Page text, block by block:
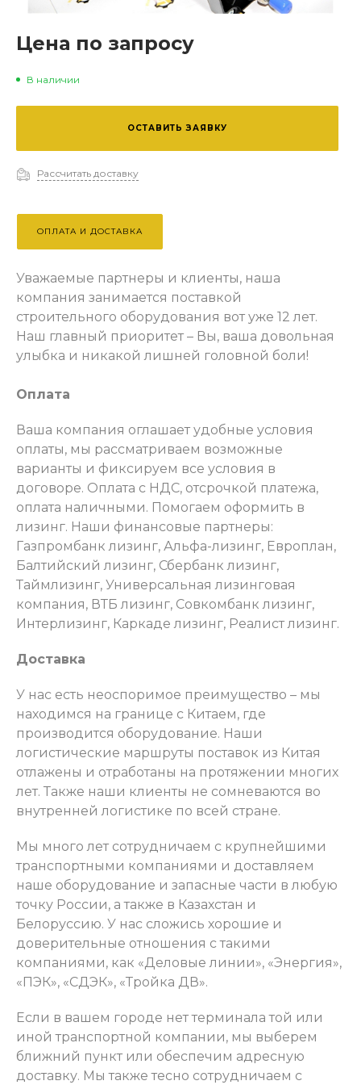
Цена по запросу
В наличии
ОСТАВИТЬ ЗАЯВКУ
Рассчитать доставку
ОПЛАТА И ДОСТАВКА
Уважаемые партнеры и клиенты, наша
компания занимается поставкой
строительного оборудования вот уже 12 лет.
Наш главный приоритет – Вы, ваша довольная
улыбка и никакой лишней головной боли!
Оплата
Ваша компания оглашает удобные условия
оплаты, мы рассматриваем возможные
варианты и фиксируем все условия в
договоре. Оплата с НДС, отсрочкой платежа,
оплата наличными. Помогаем оформить в
лизинг. Наши финансовые партнеры:
Газпромбанк лизинг, Альфа-лизинг, Европлан,
Балтийский лизинг, Сбербанк лизинг,
Таймлизинг, Универсальная лизинговая
компания, ВТБ лизинг, Совкомбанк лизинг,
Интерлизинг, Каркаде лизинг, Реалист лизинг.
Доставка
У нас есть неоспоримое преимущество – мы
находимся на границе с Китаем, где
производится оборудование. Наши
логистические маршруты поставок из Китая
отлажены и отработаны на протяжении многих
лет. Также наши клиенты не сомневаются во
внутренней логистике по всей стране.
Мы много лет сотрудничаем с крупнейшими
транспортными компаниями и доставляем
наше оборудование и запасные части в любую
точку России, а также в Казахстан и
Белоруссию. У нас сложись хорошие и
доверительные отношения с такими
компаниями, как «Деловые линии», «Энергия»,
«ПЭК», «СДЭК», «Тройка ДВ».
Если в вашем городе нет терминала той или
иной транспортной компании, мы выберем
ближний пункт или обеспечим адресную
доставку. Мы также тесно сотрудничаем с